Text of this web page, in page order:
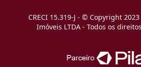
CRECI 15.319-J - © Copyright
Imóveis LTDA - Todos os